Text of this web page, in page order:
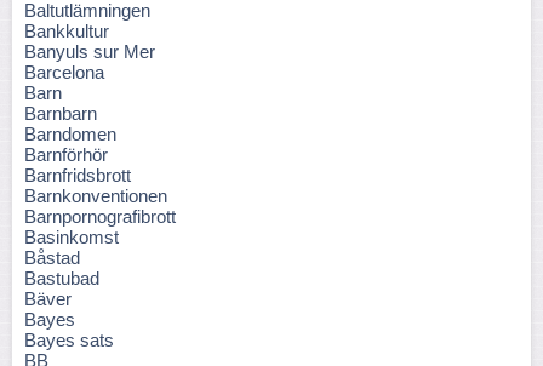
Baltutlämningen
Bankkultur
Banyuls sur Mer
Barcelona
Barn
Barnbarn
Barndomen
Barnförhör
Barnfridsbrott
Barnkonventionen
Barnpornografibrott
Basinkomst
Båstad
Bastubad
Bäver
Bayes
Bayes sats
BB